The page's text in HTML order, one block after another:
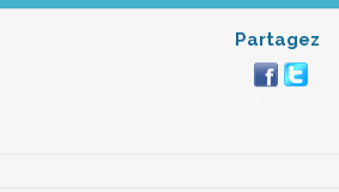
Partagez